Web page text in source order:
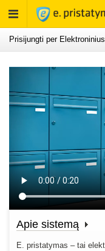
Rodyti
meniu
Prisijungti per
Apie sistemą
E. pristatymas – tai